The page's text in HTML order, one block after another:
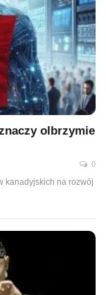
olbrzymie
0
kanadyjskich na rozwój